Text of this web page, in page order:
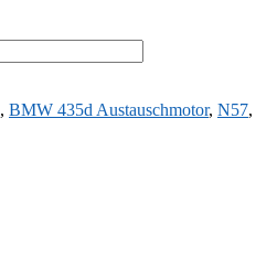
, BMW 435d Austauschmotor, N57,